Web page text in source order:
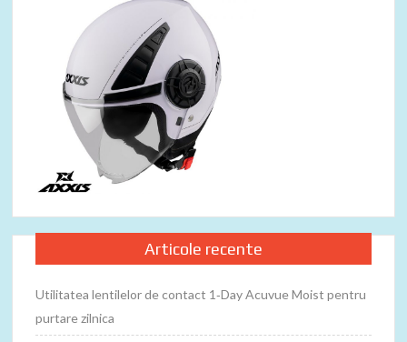
Articole recente
Utilitatea lentilelor de contact 1‑Day Acuvue Moist pentru
purtare zilnica